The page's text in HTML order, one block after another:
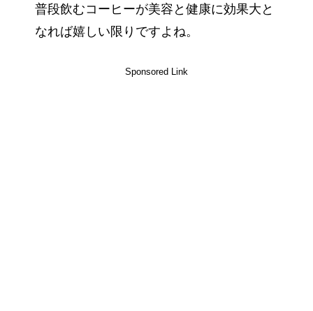
普段飲むコーヒーが美容と健康に効果大と
なれば嬉しい限りですよね。
Sponsored Link